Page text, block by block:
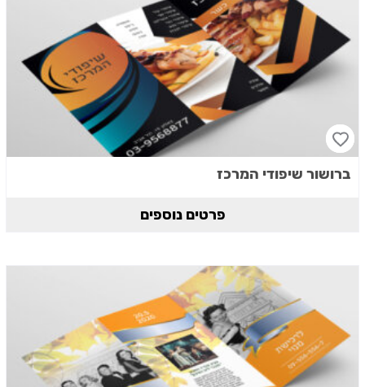
ברושור שיפודי המרכז
פרטים נוספים